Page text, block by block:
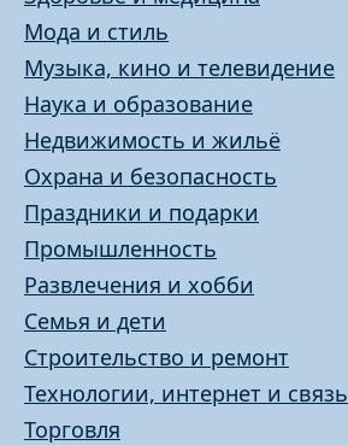
Мода и стиль
Музыка, кино и телевидение
Наука и образование
Недвижимость и жильё
Охрана и безопасность
Праздники и подарки
Промышленность
Развлечения и хобби
Семья и дети
Строительство и ремонт
Технологии, интернет и связь
Торговля